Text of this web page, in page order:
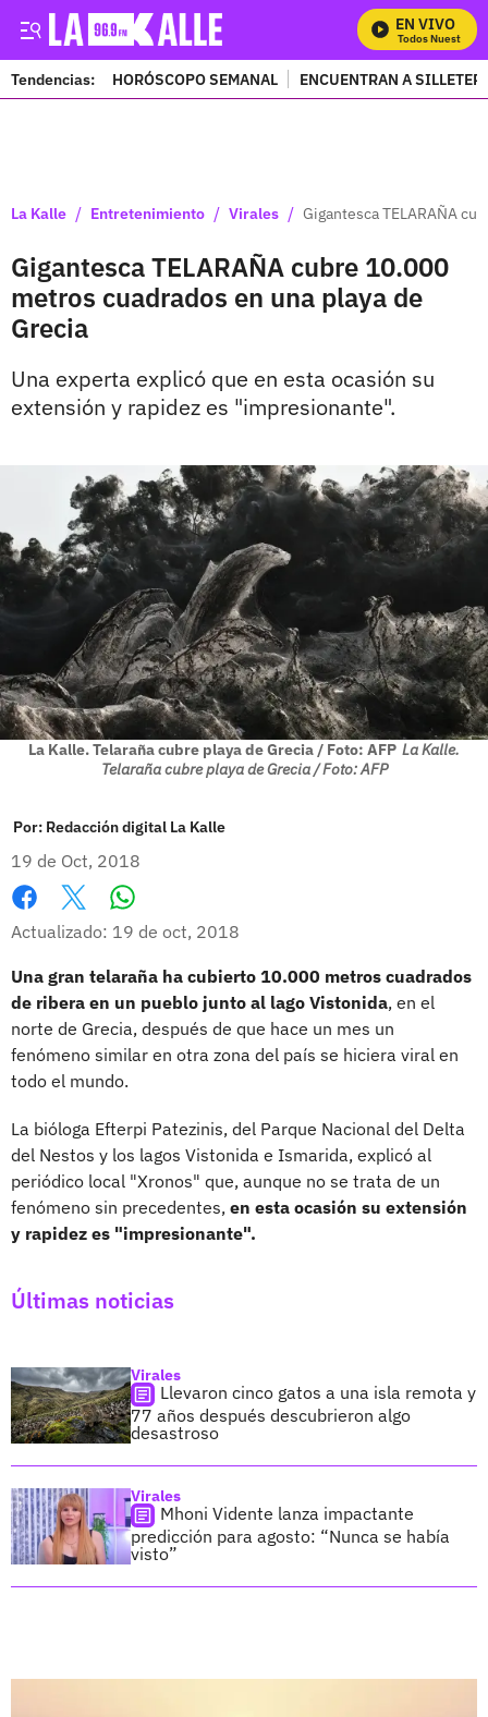
EN VIVO
Mira Todos Nuestros
Tendencias: HORÓSCOPO SEMANAL ENCUENTRAN A
La Kalle / Entretenimiento / Virales / Gigantesca TELARAÑA
Gigantesca TELARAÑA cubre 10.000
metros cuadrados en una playa de
Grecia
Una experta explicó que en esta ocasión su
extensión y rapidez es "impresionante".
La Kalle. Telaraña cubre playa de Grecia / Foto: AFP La Kalle.
Telaraña cubre playa de Grecia / Foto: AFP
Por: Redacción digital La Kalle
19 de Oct, 2018
Facebook
X
Actualizado: 19 de oct, 2018
Una gran telaraña ha cubierto 10.000 metros cuadrados
de ribera en un pueblo junto al lago Vistonida, en el
norte de Grecia, después de que hace un mes un
fenómeno similar en otra zona del país se hiciera viral en
todo el mundo.
La bióloga Efterpi Patezinis, del Parque Nacional del Delta
del Nestos y los lagos Vistonida e Ismarida, explicó al
periódico local "Xronos" que, aunque no se trata de un
fenómeno sin precedentes, en esta ocasión su extensión
y rapidez es "impresionante".
Últimas noticias
Virales
Llevaron cinco gatos a una isla remota y
77 años después descubrieron algo
desastroso
Virales
Mhoni Vidente lanza impactante
predicción para agosto: “Nunca se había
visto”